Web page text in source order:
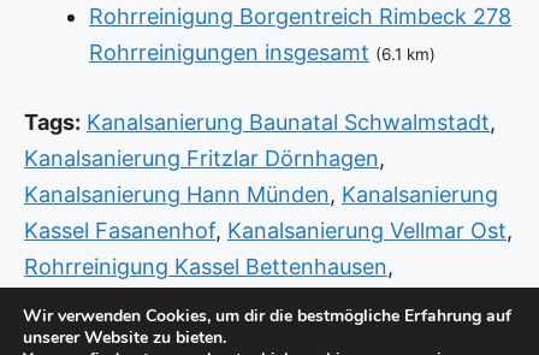
Rohrreinigung Borgentreich Rimbeck 278
Rohrreinigungen insgesamt (6.1 km)
Tags: Kanalsanierung Baunatal Schwalmstadt,
Kanalsanierung Fritzlar Dörnhagen,
Kanalsanierung Hann Münden, Kanalsanierung
Kassel Fasanenhof, Kanalsanierung Vellmar Ost,
Rohrreinigung Kassel Bettenhausen,
Rohrreinigung Kassel Dönche
Rohrreinigung
Kassel Oberzwehren
Wir verwenden Cookies, um dir die bestmögliche Erfahrung auf
unserer Website zu bieten.